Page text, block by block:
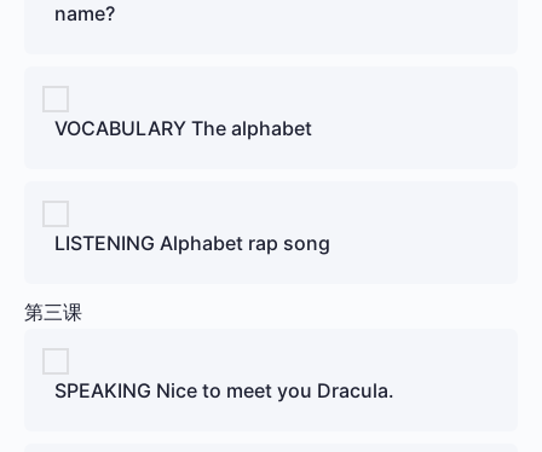
name?
VOCABULARY The alphabet
LISTENING Alphabet rap song
第三课
SPEAKING Nice to meet you Dracula.